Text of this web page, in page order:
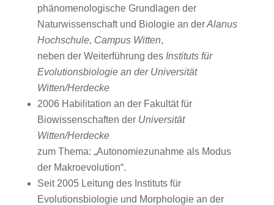
phänomenologische Grundlagen der
Naturwissenschaft und Biologie an derAlanus
Hochschule, Campus Witten,
neben der Weiterführung desInstituts für
Evolutionsbiologie an der Universität
Witten/Herdecke
2006 Habilitation an der Fakultät für
Biowissenschaften der Universität
Witten/Herdecke
zum Thema: „Autonomiezunahme als Modus
der Makroevolution“.
Seit 2005 Leitung des Instituts für
Evolutionsbiologie und Morphologie an der